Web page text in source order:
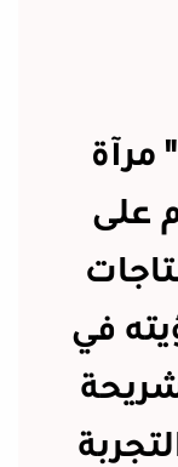
مرآة
على
في
شريحة